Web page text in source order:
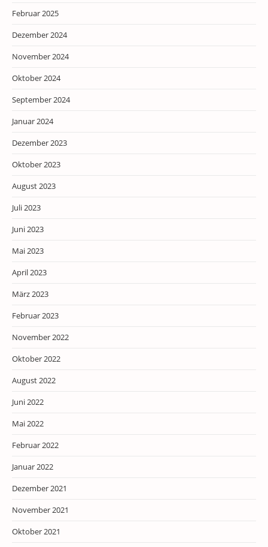
Februar 2025
Dezember 2024
November 2024
Oktober 2024
September 2024
Januar 2024
Dezember 2023
Oktober 2023
August 2023
Juli 2023
Juni 2023
Mai 2023
April 2023
März 2023
Februar 2023
November 2022
Oktober 2022
August 2022
Juni 2022
Mai 2022
Februar 2022
Januar 2022
Dezember 2021
November 2021
Oktober 2021